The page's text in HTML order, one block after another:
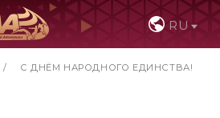
RU
/ С ДНЁМ НАРОДНОГО ЕДИНСТВА!